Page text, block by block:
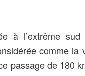
à l’extrême
comme la
passage de 180